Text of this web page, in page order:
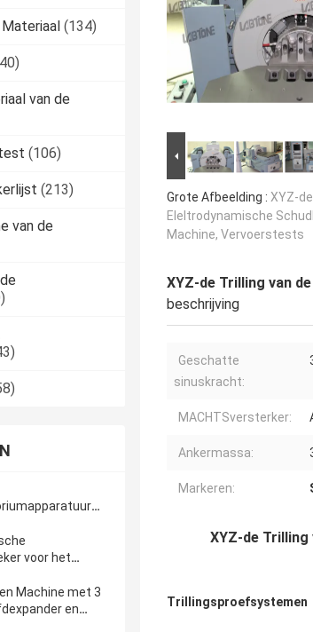
(134)
van de
(106)
(213)
van de
voor het
Machine met 3
en
Grote Afbeelding : XYZ-
Eleltrodynamische
Machine, Vervoerstests
XYZ-de Trilling van
beschrijving
Geschatte
sinuskracht:
MACHTSversterker:
Ankermassa:
Markeren:
XYZ-de
Trillingsproefsystemen